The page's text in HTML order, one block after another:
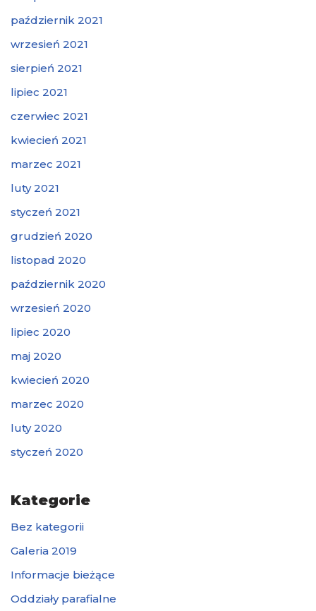
październik 2021
wrzesień 2021
sierpień 2021
lipiec 2021
czerwiec 2021
kwiecień 2021
marzec 2021
luty 2021
styczeń 2021
grudzień 2020
listopad 2020
październik 2020
wrzesień 2020
lipiec 2020
maj 2020
kwiecień 2020
marzec 2020
luty 2020
styczeń 2020
Kategorie
Bez kategorii
Galeria 2019
Informacje bieżące
Oddziały parafialne